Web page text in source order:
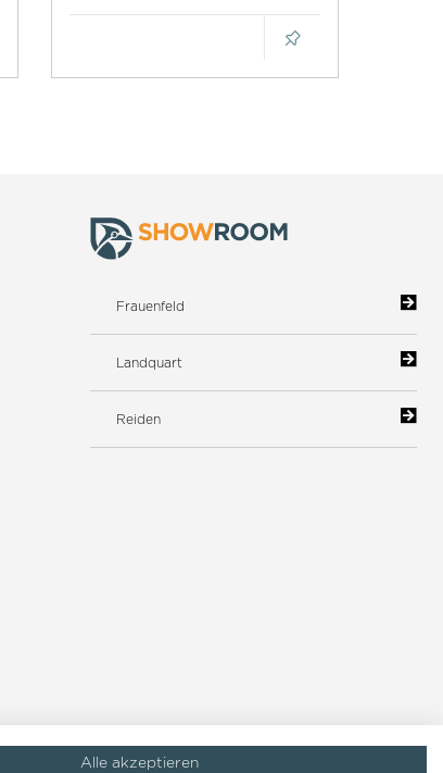
Frauenfeld
Landquart
Reiden
Alle akzeptieren